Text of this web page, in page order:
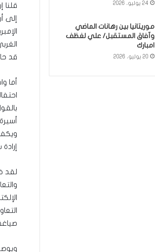
قلنا
إلى
قد
أما
لقد
24 يوليو، 2026
موريتانيا بين رهانات الماضي
وآفاق المستقبل/ علي لغظف
امبارك
20 يوليو، 2026